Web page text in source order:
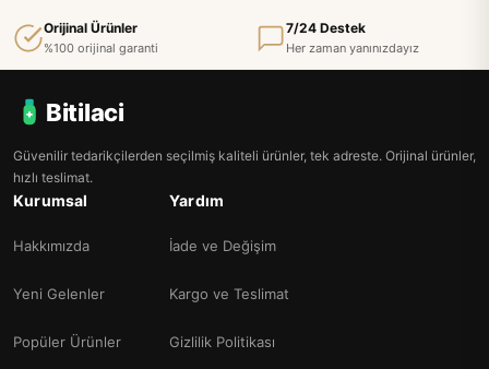
Orijinal Ürünler
%100 orijinal garanti
7/24 Destek
Her zaman yanınızdayız
Bitilaci
Güvenilir tedarikçilerden seçilmiş kaliteli ürünler, tek adreste. Orijinal ürünler,
hızlı teslimat.
Kurumsal
Hakkımızda
Yeni Gelenler
Popüler Ürünler
Yardım
İade ve Değişim
Kargo ve Teslimat
Gizlilik Politikası